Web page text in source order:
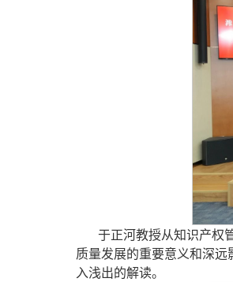
于正河教授从知识产权
质量发展的重要意义和深
入浅出的解读。